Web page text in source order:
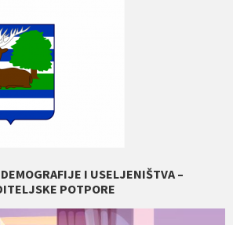
I USELJENIŠTVA –
POTPORE